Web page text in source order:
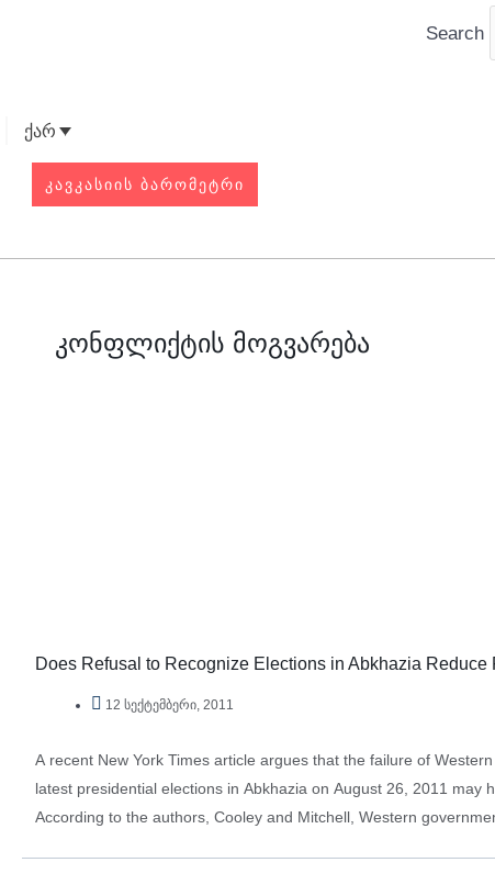
Search
ქარ
ᲙᲐᲕᲙᲐᲡᲘᲘᲡ ᲑᲐᲠᲝᲛᲔᲢᲠᲘ
კონფლიქტის მოგვარება
Does Refusal to Recognize Elections in Abkhazia Reduce
12 სექტემბერი, 2011
A recent New York Times article argues that the failure of
latest presidential elections in Abkhazia on August 26, 2011 may
According to the authors, Cooley and Mitchell, Western